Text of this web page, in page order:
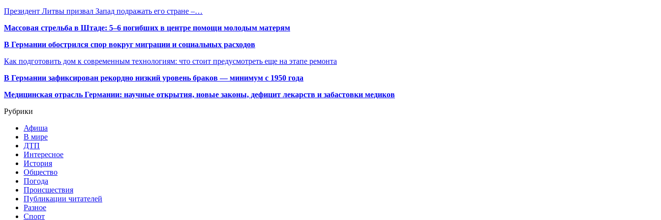
Президент Литвы призвал Запад подражать его стране –…
Массовая стрельба в Штаде: 5–6 погибших в центре помощи молодым матерям
В Германии обострился спор вокруг миграции и социальных расходов
Как подготовить дом к современным технологиям: что стоит предусмотреть еще на этапе ремонта
В Германии зафиксирован рекордно низкий уровень браков — минимум с 1950 года
Медицинская отрасль Германии: научные открытия, новые законы, дефицит лекарств и забастовки медиков
Рубрики
Афиша
В мире
ДТП
Интересное
История
Общество
Погода
Происшествия
Публикации читателей
Разное
Спорт